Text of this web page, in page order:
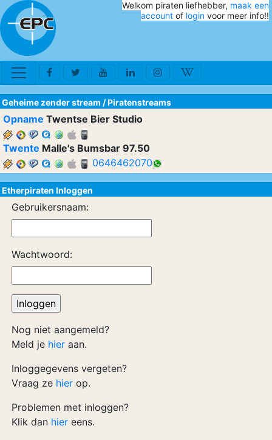
Welkom piraten liefhebber, maak een
account of login voor meer info!!
Geheime zender stream /Piratenstreams
Opname Twentse Bier Studio
Twente Malle's Bumsbar 97.50
0646462070
Etherpiraten Inloggen
Gebruikersnaam:
Wachtwoord:
Nog niet aangemeld?
Meld je hier aan.
Inloggegevens vergeten?
Vraag ze hier op.
Problemen met inloggen?
Klik dan hier eens.